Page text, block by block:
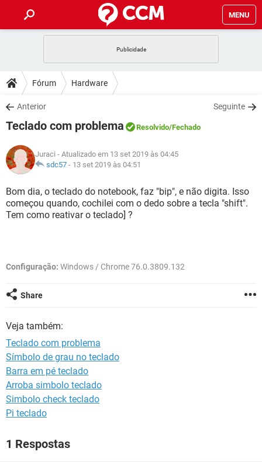
MENU
CELULAR
OUTLOOK
INSTAGRAM GMAIL
GUIA DE COMPRAS
DICAS
JOGOS
INSTAGRAM GMAIL
GUIA DE COMPRAS
DOWNLOADS
JOGOS WHATSAPP
CELULAR
OUTLOOK
INSTAGRAM GMAIL
GUIA DE COMPRAS
JOGOS WHATSAPP
CELULAR
OUTLOOK EXCEL
INSTAGRAM
GLOSSÁRIO
JOGOS WHATSAPP
CELULAR FACEBOOK
GUIA DE COMPRAS
Fórum Hardware
Anterior Seguinte
Teclado com problema Resolvido/Fechado
Juraci - Atualizado em 13 set 2019 às 04:45
sdc57 - 13 set 2019 às 04:51
Bom dia, o teclado do notebook, faz "bip", e não digita. Isso
começou quando, cochilei com o dedo sobre a tecla "shift".
Tem como reativar o teclado] ?
Configuração: Windows / Chrome 76.0.3809.132
Share
Veja também:
Teclado com problema
Símbolo de grau no teclado
Barra em pé teclado
Arroba simbolo teclado
Simbolo check teclado
Pi teclado
1 Respostas